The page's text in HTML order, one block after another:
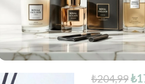
Bahar
Ortam
₺204,99 ₺